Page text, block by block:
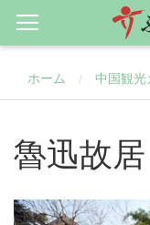
ホーム / 中国観光
魯迅故居